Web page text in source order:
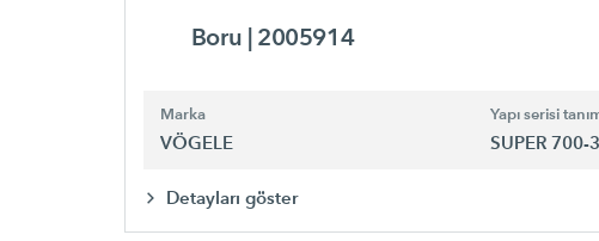
Boru | 2005914
Marka
VÖGELE
Yapı serisi
SUPER 700-3
Detayları göster